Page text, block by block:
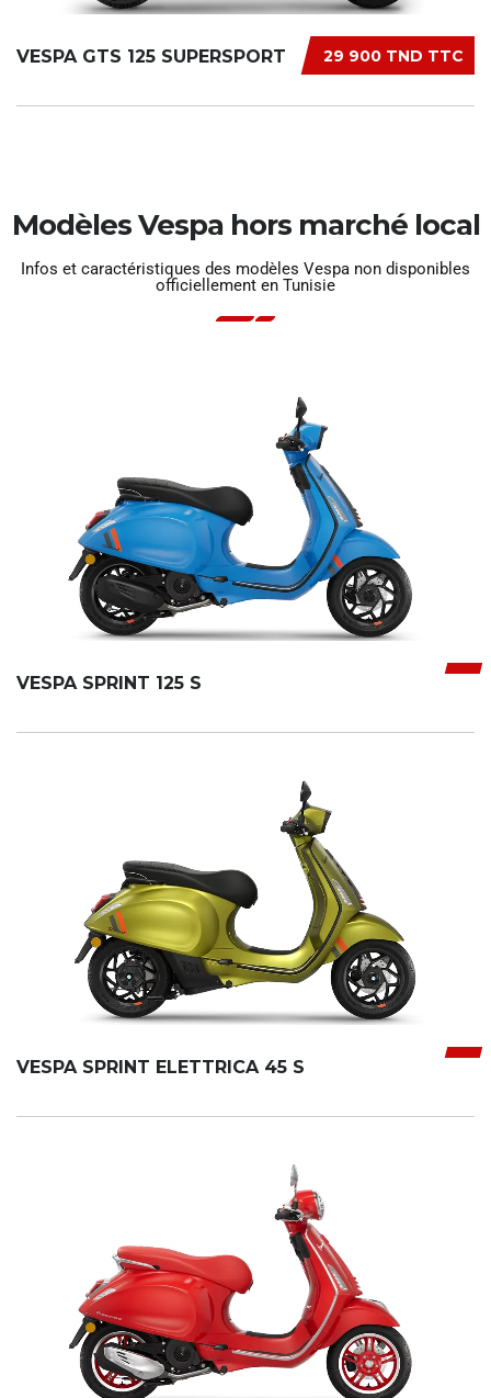
29 900 TND TTC
VESPA GTS 125 SUPERSPORT
Modèles Vespa hors marché local
Infos et caractéristiques des modèles Vespa non disponibles
officiellement en Tunisie
VESPA SPRINT 125 S
VESPA SPRINT ELETTRICA 45 S